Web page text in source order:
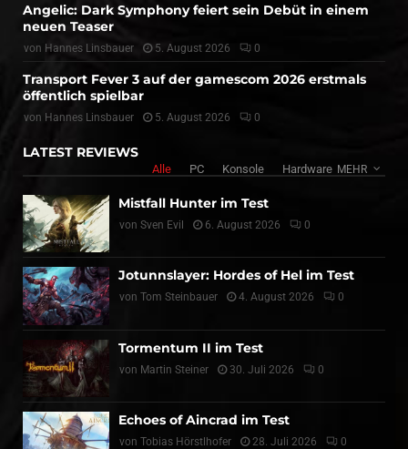
Angelic: Dark Symphony feiert sein Debüt in einem
neuen Teaser
von Hannes Linsbauer 5. August 2026 0
Transport Fever 3 auf der gamescom 2026 erstmals
öffentlich spielbar
von Hannes Linsbauer 5. August 2026 0
LATEST REVIEWS
Alle PC Konsole Hardware MEHR
Mistfall Hunter im Test
von Sven Evil 6. August 2026 0
Jotunnslayer: Hordes of Hel im Test
von Tom Steinbauer 4. August 2026 0
Tormentum II im Test
von Martin Steiner 30. Juli 2026 0
Echoes of Aincrad im Test
von Tobias Hörstlhofer 28. Juli 2026 0